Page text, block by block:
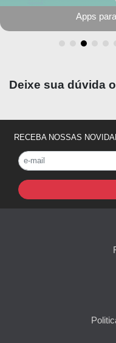
Apps
Deixe sua dúvida
RECEBA NOSSAS